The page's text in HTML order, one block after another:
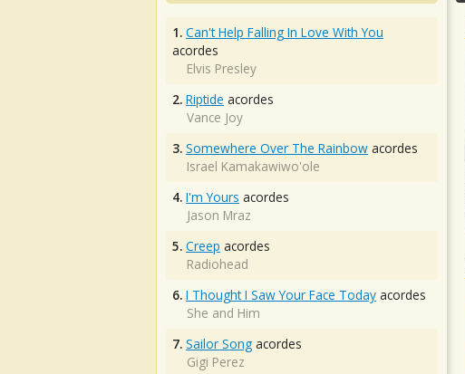
1. Can't Help Falling In Love With You
acordes
Elvis Presley
2. Riptide acordes
Vance Joy
3. Somewhere Over The Rainbow acordes
Israel Kamakawiwo'ole
4. I'm Yours acordes
Jason Mraz
5. Creep acordes
Radiohead
6. I Thought I Saw Your Face Today acordes
She and Him
7. Sailor Song acordes
Gigi Perez